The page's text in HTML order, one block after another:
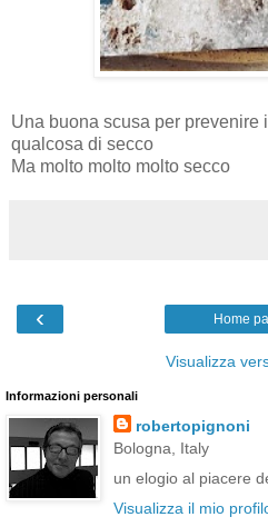
Una buona scusa per prevenire
qualcosa di secco
Ma molto molto molto secco
‹ Home
Visualizza
Informazioni personali
robertopignoni
Bologna, Italy
un elogio al piacere
Visualizza il mio